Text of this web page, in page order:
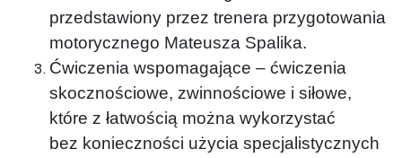
przedstawiony przez trenera przygotowania
motorycznego Mateusza Spalika.
Ćwiczenia wspomagające – ćwiczenia
skocznościowe, zwinnościowe i siłowe,
które z łatwością można wykorzystać
bez konieczności użycia specjalistycznych